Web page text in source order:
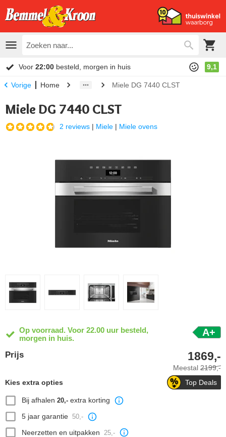
Voor 22:00 besteld, morgen in huis 9,1
Vorige Home Miele DG 7440 CLST
Miele DG 7440 CLST
2 reviews | Miele | Miele ovens
Op voorraad. Voor 22.00 uur besteld,
morgen in huis.
A+
Prijs
Meestal 2199,-
1869,-
Top Deals
Kies extra opties
Bij afhalen 20,-extra korting
5 jaar garantie 50,-
Neerzetten en uitpakken 25,-